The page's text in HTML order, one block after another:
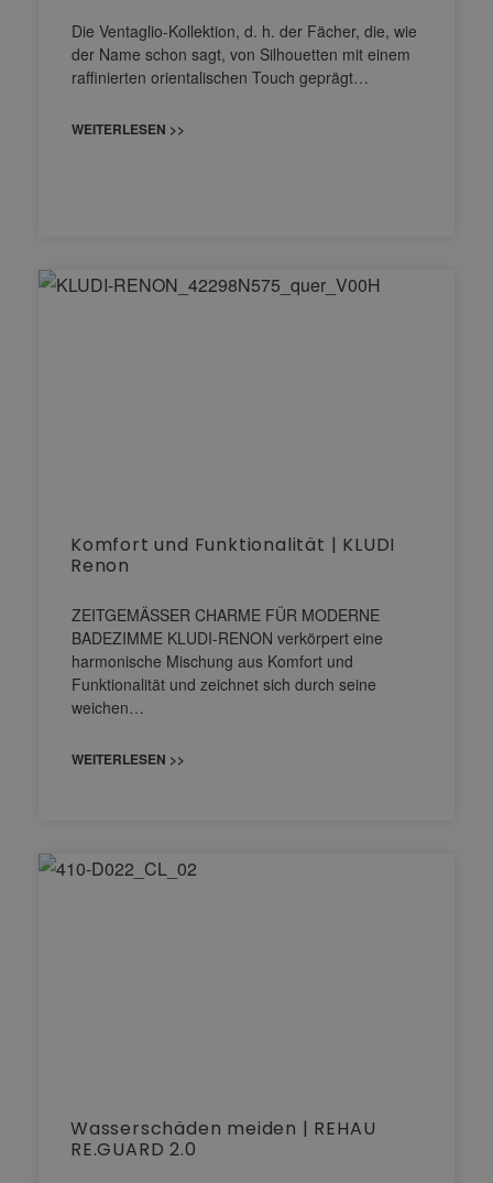
Die Ventaglio-Kollektion, d. h. der Fächer, die, wie
der Name schon sagt, von Silhouetten mit einem
raffinierten orientalischen Touch geprägt…
WEITERLESEN >>
Komfort und Funktionalität | KLUDI
Renon
ZEITGEMÄSSER CHARME FÜR MODERNE
BADEZIMME KLUDI-RENON verkörpert eine
harmonische Mischung aus Komfort und
Funktionalität und zeichnet sich durch seine
weichen…
WEITERLESEN >>
Wasserschäden meiden | REHAU
RE.GUARD 2.0